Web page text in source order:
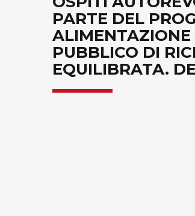
PARTE DEL
ALIMENTAZIONE
PUBBLICO DI
EQUILIBRATA.